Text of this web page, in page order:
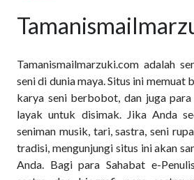
Tamanismailmarzuki.com adalah
seni di dunia maya. Situs ini memuat
karya seni berbobot, dan juga para
layak untuk disimak. Jika Anda
seniman musik, tari, sastra, seni
tradisi, mengunjungi situs ini akan
Anda. Bagi para Sahabat e-